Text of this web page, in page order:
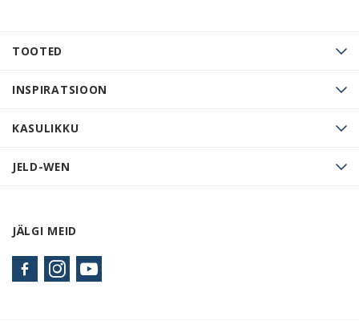
TOOTED
INSPIRATSIOON
KASULIKKU
JELD-WEN
JÄLGI MEID